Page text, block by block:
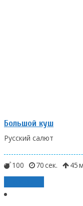
Большой куш
Русский салют
100 70 45